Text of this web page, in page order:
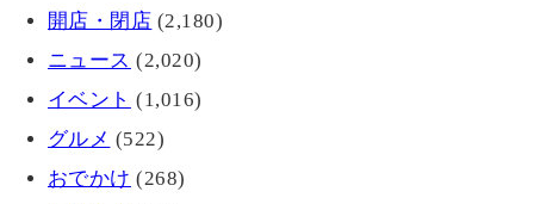
開店・閉店 (2,180)
ニュース (2,020)
イベント (1,016)
グルメ (522)
おでかけ (268)